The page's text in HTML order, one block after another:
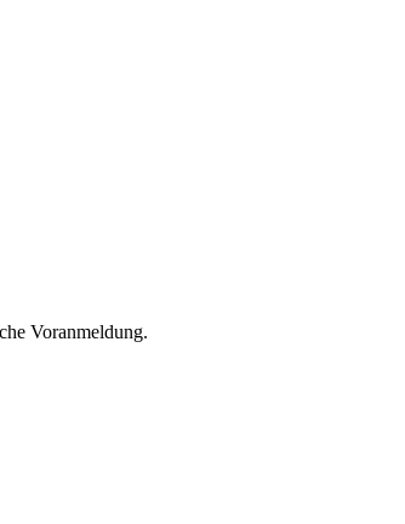
Voranmeldung.